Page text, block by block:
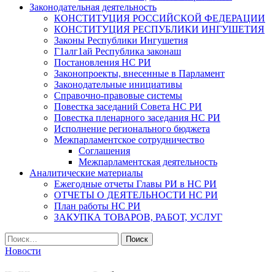
Законодательная деятельность
КОНСТИТУЦИЯ РОССИЙСКОЙ ФЕДЕРАЦИИ
КОНСТИТУЦИЯ РЕСПУБЛИКИ ИНГУШЕТИЯ
Законы Республики Ингушетия
Г1алг1ай Республика законаш
Постановления НС РИ
Законопроекты, внесенные в Парламент
Законодательные инициативы
Справочно-правовые системы
Повестка заседаний Совета НС РИ
Повестка пленарного заседания НС РИ
Исполнение регионального бюджета
Межпарламентское сотрудничество
Соглашения
Межпарламентская деятельность
Аналитические материалы
Ежегодные отчеты Главы РИ в НС РИ
ОТЧЕТЫ О ДЕЯТЕЛЬНОСТИ НС РИ
План работы НС РИ
ЗАКУПКА ТОВАРОВ, РАБОТ, УСЛУГ
Найти:
Новости